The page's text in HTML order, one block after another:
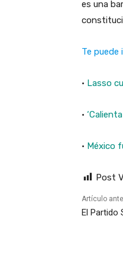
es una
Te puede
· Lasso
·
· México
Post
Artículo
El Partido